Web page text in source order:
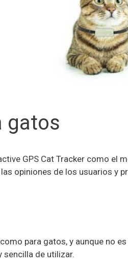
gatos
GPS Cat Tracker como
opiniones de los usuarios y
para gatos, y aunque no
sencilla de utilizar.